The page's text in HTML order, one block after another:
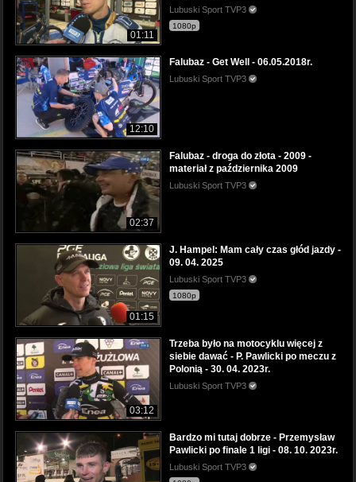
01:11
Lubuski Sport TVP3
1080p
12:10
Falubaz - Get Well - 06.05.2018r.
Lubuski Sport TVP3
02:37
Falubaz - droga do złota - 2009 -
materiał z października 2009
Lubuski Sport TVP3
01:15
J. Hampel: Mam cały czas głód jazdy -
09. 04. 2025
Lubuski Sport TVP3
1080p
03:12
Trzeba było na motocyklu więcej z
siebie dawać - P. Pawlicki po meczu z
Polonią - 30. 04. 2023r.
Lubuski Sport TVP3
Bardzo mi tutaj dobrze - Przemysław
Pawlicki po finale 1 ligi - 08. 10. 2023r.
Lubuski Sport TVP3